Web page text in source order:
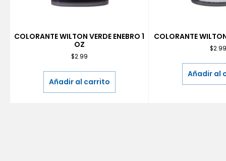
COLORANTE WILTON VERDE ENEBRO 1
OZ
$2.99
Añadir al carrito
COLORANTE
$2.99
Añadir al